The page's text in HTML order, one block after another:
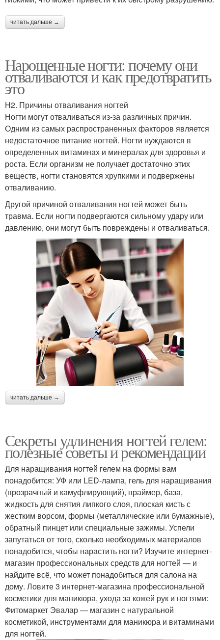
читать дальше →
Нарощенные ногти: почему они
отваливаются и как предотвратить
это
H2. Причины отваливания ногтей
Ногти могут отваливаться из-за различных причин.
Одним из самых распространенных факторов является
недостаточное питание ногтей. Ногти нуждаются в
определенных витаминах и минералах для здоровья и
роста. Если организм не получает достаточно этих
веществ, ногти становятся хрупкими и подвержены
отваливанию.
Другой причиной отваливания ногтей может быть
травма. Если ногти подвергаются сильному удару или
давлению, они могут быть повреждены и отваливаться.
читать дальше →
Секреты удлинения ногтей гелем:
полезные советы и рекомендации
Для наращивания ногтей гелем на формы вам
понадобится: УФ или LED-лампа, гель для наращивания
(прозрачный и камуфлирующий), праймер, база,
жидкость для снятия липкого слоя, плоская кисть с
жестким ворсом, формы (металлические или бумажные),
обратный пинцет или специальные зажимы. Успели
запутаться от того, сколько необходимых материалов
понадобится, чтобы нарастить ногти? Изучите интернет-
магазин профессиональных средств для ногтей — и
найдите всё, что может понадобиться для салона на
дому. Ловите 3 интернет-магазина профессиональной
косметики для маникюра, ухода за кожей рук и ногтями:
Фитомаркет Эвалар — магазин с натуральной
косметикой, инструментами для маникюра и витаминами
для ногтей.